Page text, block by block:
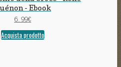
- Ebook
6.99€
Acquista prodotto